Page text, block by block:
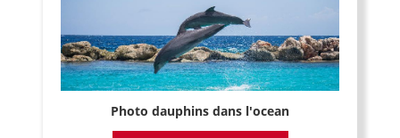
Photo dauphins dans l'ocean